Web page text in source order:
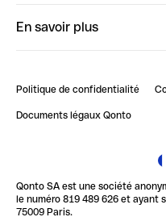
ClubQonto
Impact de l'IA sur les
En savoir plus
Blog
Newsroom
Glossaire finance
Politique de confidentialité
Documents légaux Qonto
Qonto SA est une société
le numéro 819 489 626 et ayant
75009 Paris.